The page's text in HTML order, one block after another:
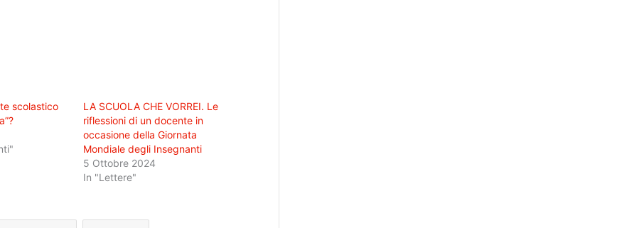
scolastico
LA SCUOLA CHE VORREI. Le
riflessioni di un docente in
occasione della Giornata
Mondiale degli Insegnanti
5 Ottobre 2024
In "Lettere"